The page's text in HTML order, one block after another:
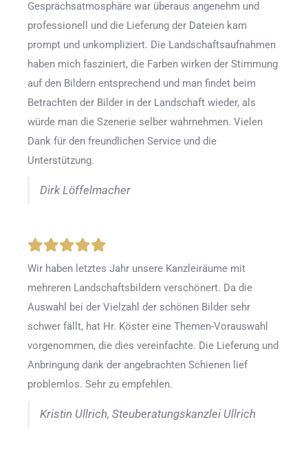
Gesprächsatmosphäre war überaus angenehm und
professionell und die Lieferung der Dateien kam
prompt und unkompliziert. Die Landschaftsaufnahmen
haben mich fasziniert, die Farben wirken der Stimmung
auf den Bildern entsprechend und man findet beim
Betrachten der Bilder in der Landschaft wieder, als
würde man die Szenerie selber wahrnehmen. Vielen
Dank für den freundlichen Service und die
Unterstützung.
Dirk Löffelmacher
Wir haben letztes Jahr unsere Kanzleiräume mit
mehreren Landschaftsbildern verschönert. Da die
Auswahl bei der Vielzahl der schönen Bilder sehr
schwer fällt, hat Hr. Köster eine Themen-Vorauswahl
vorgenommen, die dies vereinfachte. Die Lieferung und
Anbringung dank der angebrachten Schienen lief
problemlos. Sehr zu empfehlen.
Kristin Ullrich, Steuberatungskanzlei Ullrich